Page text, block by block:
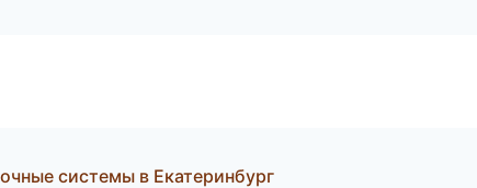
системы в Екатеринбург